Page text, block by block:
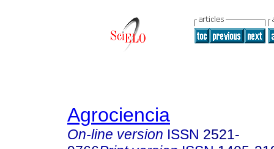
Agrociencia
On-line version ISSN 2521-